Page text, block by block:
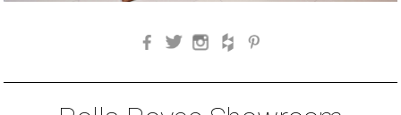
Facebook
TwitterInstagram
Houzz